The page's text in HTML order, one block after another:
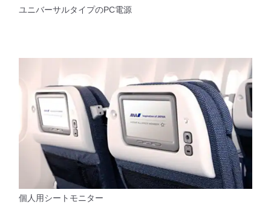
ユニバーサルタイプのPC電源
個人用シートモニター